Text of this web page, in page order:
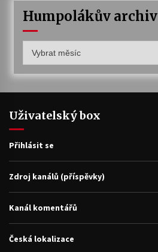
Humpolákův archiv
archiv
Uživatelský box
Přihlásit se
Zdroj kanálů (příspěvky)
Kanál komentářů
Česká lokalizace